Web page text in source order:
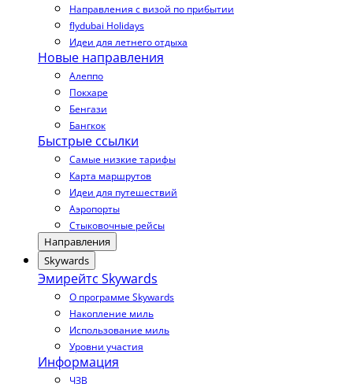
Направления с визой по прибытии
flydubai Holidays
Идеи для летнего отдыха
Новые направления
Алеппо
Покхаре
Бенгази
Бангкок
Быстрые ссылки
Самые низкие тарифы
Карта маршрутов
Идеи для путешествий
Аэропорты
Стыковочные рейсы
Направления
Skywards
Эмирейтс Skywards
О программе Skywards
Накопление миль
Использование миль
Уровни участия
Информация
ЧЗВ